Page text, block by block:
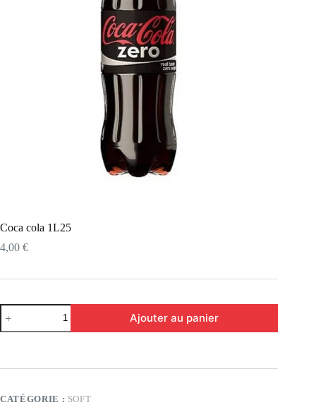
Coca cola 1L25
4,00 €
Ajouter au panier
CATÉGORIE : SOFT